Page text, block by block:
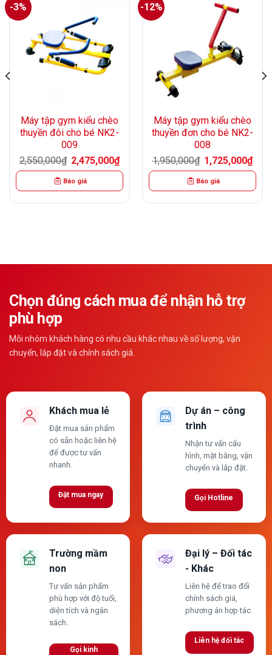
-3%
Máy tập gym kiểu chèo
thuyền đôi cho bé NK2-
009
2,550,000₫ Giá
gốc
2,550,000₫.
2,475,000₫Giá
hiện
tại
2,475,000₫.
Báo giá
-12%
Máy tập gym kiểu chèo
thuyền đơn cho bé NK2-
008
1,950,000₫ Giá
gốc
1,950,000₫.
1,725,000₫Giá
hiện
tại
Báo giá
Chọn đúng cách mua để nhận hỗ trợ
phù hợp
Mỗi nhóm khách hàng có nhu cầu khác nhau về số lượng, vận
chuyển, lắp đặt và chính sách giá.
Khách mua lẻ
Đặt mua sản phẩm
có sẵn hoặc liên hệ
để được tư vấn
nhanh.
Đặt mua ngay
Dự án – công
trình
Nhận tư vấn cấu
hình, mặt bằng, vận
chuyển và lắp đặt.
Gọi Hotline
Trường mầm
non
Tư vấn sản phẩm
phù hợp với độ tuổi,
diện tích và ngân
sách.
Gọi kinh
Đại lý – Đối tác
- Khác
Liên hệ để trao đổi
chính sách giá,
phương án hợp tác.
Liên hệ đối tác